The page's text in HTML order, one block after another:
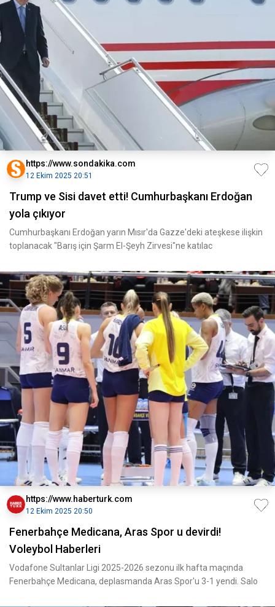
https://www.sondakika.com
12 Ekim 2025 20:51
Trump ve Sisi davet etti! Cumhurbaşkanı Erdoğan
yola çıkıyor
Cumhurbaşkanı Erdoğan yarın Mısır'da Gazze'deki ateşkese ilişkin
toplanacak "Barış için Şarm El-Şeyh Zirvesi"ne katılac
https://www.haberturk.com
12 Ekim 2025 20:50
Fenerbahçe Medicana, Aras Spor u devirdi!
Voleybol Haberleri
Vodafone Sultanlar Ligi 2025-2026 sezonu ilk hafta maçında
Fenerbahçe Medicana, deplasmanda Aras Spor'u 3-1 yendi. Salo